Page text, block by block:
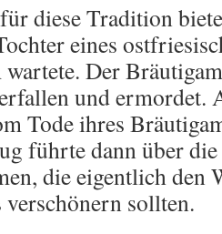
diese Tradition
eines
Der
und ermordet.
Tode ihres
führte dann über
die eigentlich den
verschönern sollten.